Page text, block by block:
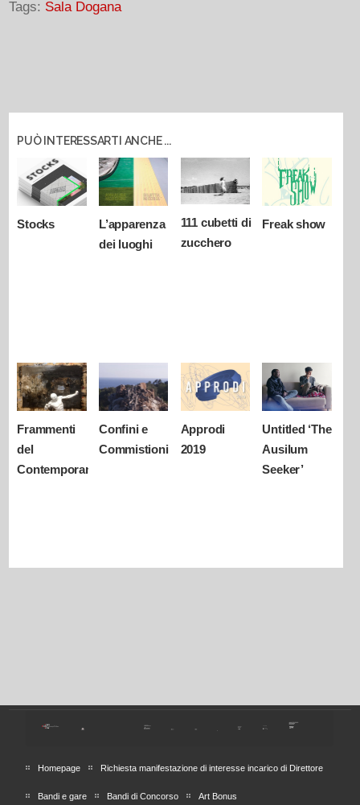
Tags: Sala Dogana
PUÒ INTERESSARTI ANCHE ...
Stocks
L’apparenza
dei luoghi
111 cubetti di
zucchero
Freak show
Frammenti
del
Contemporaneo
Confini e
Commistioni
Approdi
2019
Untitled ‘The
Ausilum
Seeker’
Homepage Richiesta manifestazione di interesse incarico di Direttore
Bandi e gare Bandi di Concorso Art Bonus